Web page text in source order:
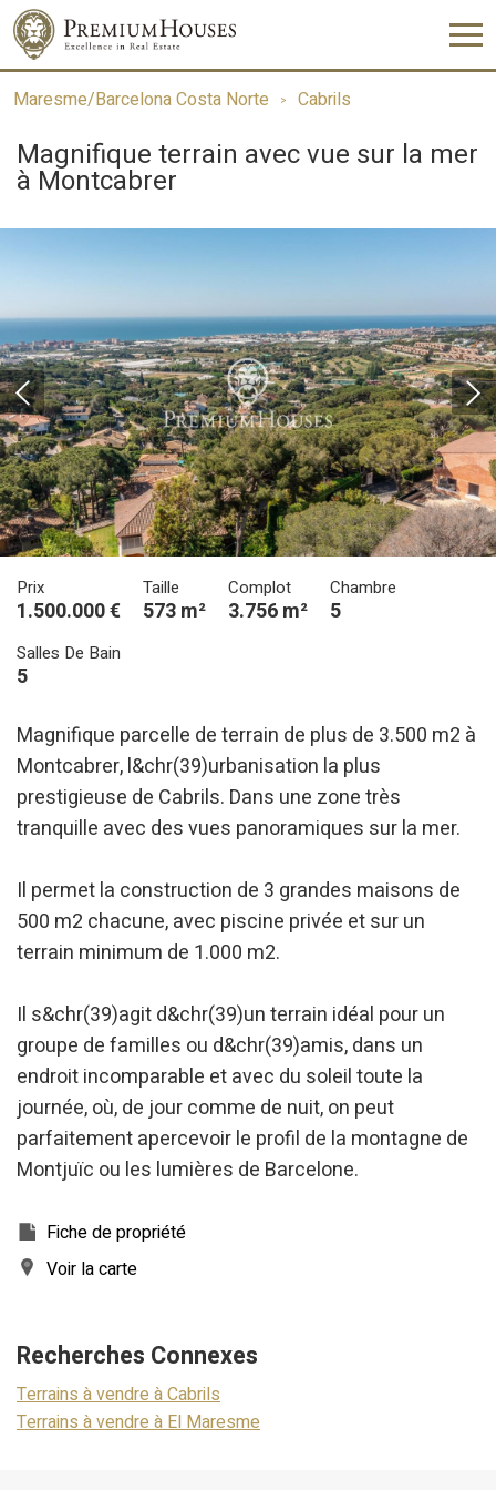
Maresme/Barcelona Costa Norte Cabrils
Magnifique terrain avec vue sur la mer
à Montcabrer
Prix
1.500.000 €
Taille
573 m²
Complot
3.756 m²
Chambre
5
Salles De Bain
5
Magnifique parcelle de terrain de plus de 3.500 m2 à
Montcabrer, l&chr(39)urbanisation la plus
prestigieuse de Cabrils. Dans une zone très
tranquille avec des vues panoramiques sur la mer.
Il permet la construction de 3 grandes maisons de
500 m2 chacune, avec piscine privée et sur un
terrain minimum de 1.000 m2.
Il s&chr(39)agit d&chr(39)un terrain idéal pour un
groupe de familles ou d&chr(39)amis, dans un
endroit incomparable et avec du soleil toute la
journée, où, de jour comme de nuit, on peut
parfaitement apercevoir le profil de la montagne de
Montjuïc ou les lumières de Barcelone.
Fiche de propriété
Voir la carte
Recherches Connexes
Terrains à vendre à Cabrils
Terrains à vendre à El Maresme
Modifier les cookies
Technique et Fonctionnel